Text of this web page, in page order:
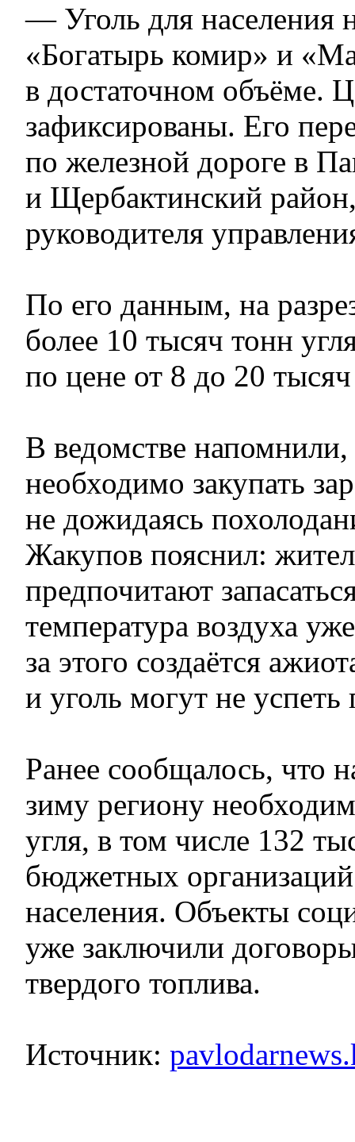
— Уголь для населения
«Богатырь комир» и
в достаточном объёме.
зафиксированы. Его
по железной дороге в
и Щербактинский
руководителя
По его данным, на
более 10 тысяч тонн
по цене от 8 до 20 тысяч
В ведомстве напомнили,
необходимо закупать
не дожидаясь
Жакупов пояснил:
предпочитают
температура воздуха
за этого создаётся
и уголь могут не успеть
Ранее сообщалось, что
зиму региону
угля, в том числе 132
бюджетных
населения. Объекты
уже заключили
твердого топлива.
Источник: